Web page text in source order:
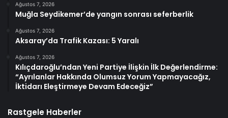
Ağustos 7, 2026
Muğla Seydikemer’de yangın sonrası seferberlik
Ağustos 7, 2026
Aksaray’da Trafik Kazası: 5 Yaralı
Ağustos 7, 2026
Kılıçdaroğlu’ndan Yeni Partiye İlişkin İlk Değerlendirme:
“Ayrılanlar Hakkında Olumsuz Yorum Yapmayacağız,
İktidarı Eleştirmeye Devam Edeceğiz”
Rastgele Haberler